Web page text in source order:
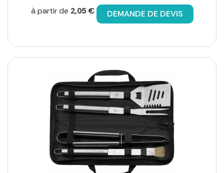
à partir de 2,05 € DEMANDE DE DEVIS